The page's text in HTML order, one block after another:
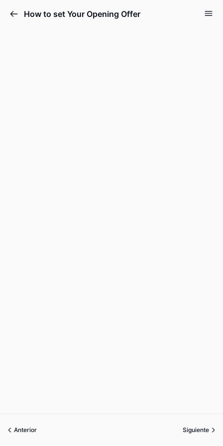
How to set Your Opening Offer
Anterior Siguiente